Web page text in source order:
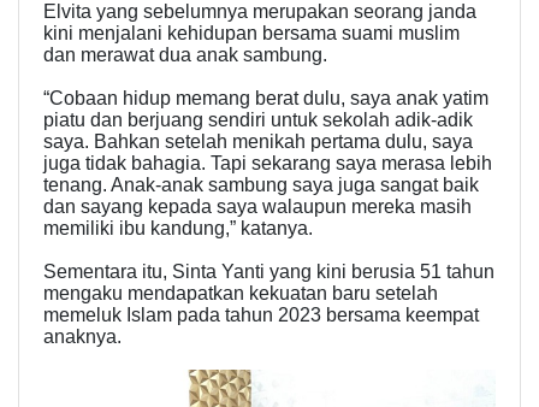
Elvita yang sebelumnya merupakan seorang janda
kini menjalani kehidupan bersama suami muslim
dan merawat dua anak sambung.
“Cobaan hidup memang berat dulu, saya anak yatim
piatu dan berjuang sendiri untuk sekolah adik-adik
saya. Bahkan setelah menikah pertama dulu, saya
juga tidak bahagia. Tapi sekarang saya merasa lebih
tenang. Anak-anak sambung saya juga sangat baik
dan sayang kepada saya walaupun mereka masih
memiliki ibu kandung,” katanya.
Sementara itu, Sinta Yanti yang kini berusia 51 tahun
mengaku mendapatkan kekuatan baru setelah
memeluk Islam pada tahun 2023 bersama keempat
anaknya.